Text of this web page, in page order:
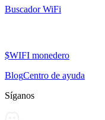
Buscador WiFi
$WIFI monedero
BlogCentro de ayuda
Síganos